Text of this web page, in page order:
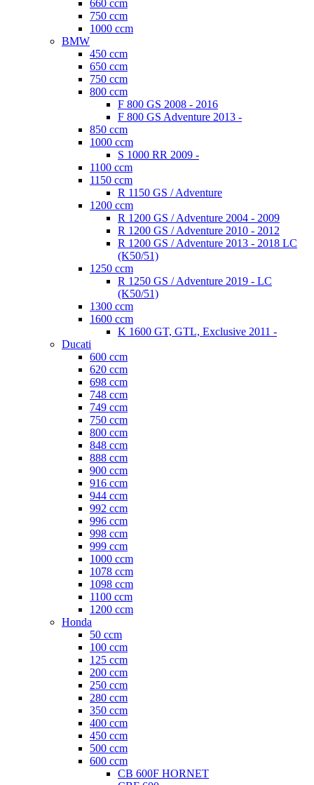
SCOTTOILER
UKAZOVATEĽE ZARADENEJ RÝCHLOSTI
660 ccm
750 ccm
1000 ccm
BMW
450 ccm
650 ccm
750 ccm
800 ccm
F 800 GS 2008 - 2016
F 800 GS Adventure 2013 -
850 ccm
1000 ccm
S 1000 RR 2009 -
1100 ccm
1150 ccm
R 1150 GS / Adventure
1200 ccm
R 1200 GS / Adventure 2004 - 2009
R 1200 GS / Adventure 2010 - 2012
R 1200 GS / Adventure 2013 - 2018 LC
(K50/51)
1250 ccm
R 1250 GS / Adventure 2019 - LC
(K50/51)
1300 ccm
1600 ccm
K 1600 GT, GTL, Exclusive 2011 -
Ducati
600 ccm
620 ccm
698 ccm
748 ccm
749 ccm
750 ccm
800 ccm
848 ccm
888 ccm
900 ccm
916 ccm
944 ccm
992 ccm
996 ccm
998 ccm
999 ccm
1000 ccm
1078 ccm
1098 ccm
1100 ccm
1200 ccm
Honda
50 ccm
100 ccm
125 ccm
200 ccm
250 ccm
280 ccm
350 ccm
400 ccm
450 ccm
500 ccm
600 ccm
CB 600F HORNET